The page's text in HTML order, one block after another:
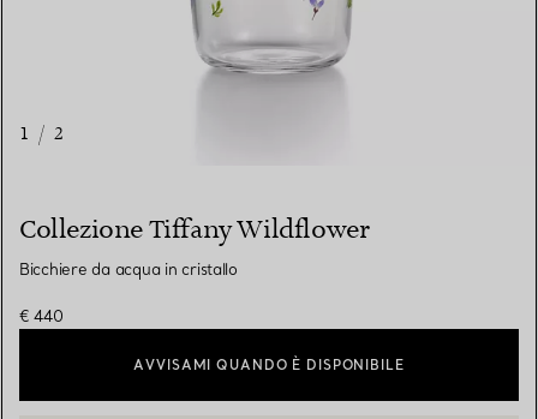
1 / 2
Collezione Tiffany Wildflower
Bicchiere da acqua in cristallo
€ 440
AVVISAMI QUANDO È DISPONIBILE